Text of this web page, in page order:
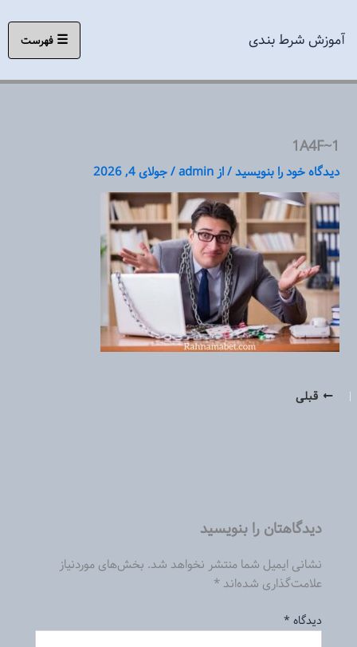
محتواآموزش شرط بندی ☰ فهرست
1A4F~1
دیدگاه‌ خود را بنویسید / از admin
/جولای 4, 2026
قبلی
دیدگاهتان را بنویسید
نشانی ایمیل شما منتشر نخواهد شد. بخش‌های موردنیاز
علامت‌گذاری شده‌اند*
دیدگاه *